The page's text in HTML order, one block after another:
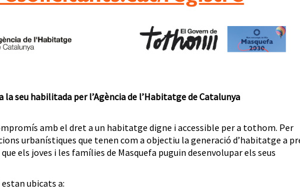
seu habilitada per l’Agència de l’Habitatge de Catalunya
amb el dret a un habitatge digne i accessible per a tothom. Per
urbanístiques que tenen com a objectiu la generació d’habitatge a
els joves i les famílies de Masquefa puguin desenvolupar els seus
ubicats a: